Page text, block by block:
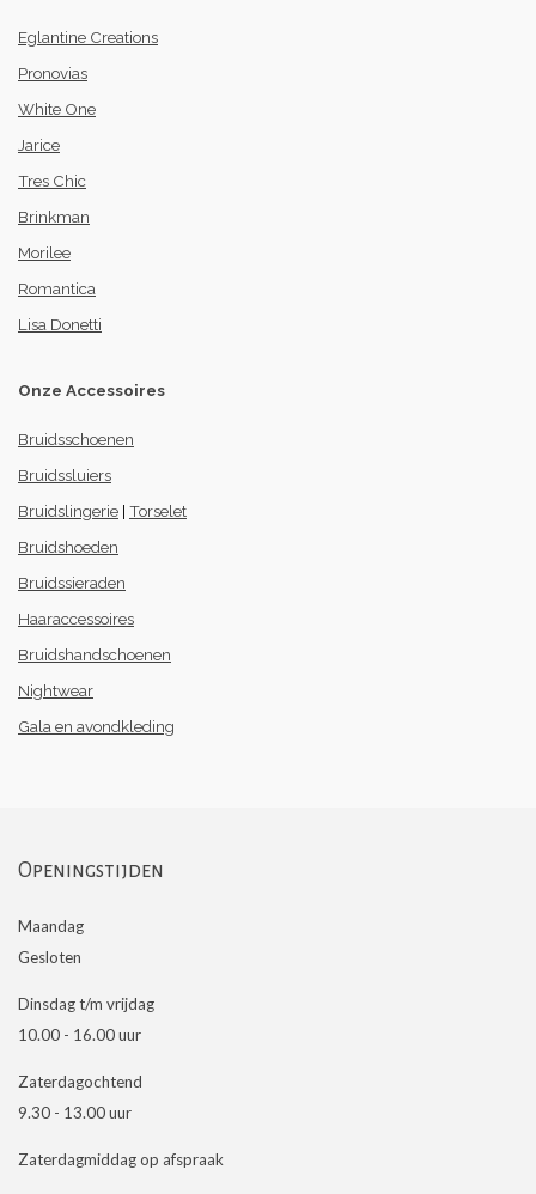
Eglantine Creations
Pronovias
White One
Jarice
Tres Chic
Brinkman
Morilee
Romantica
Lisa Donetti
Onze Accessoires
Bruidsschoenen
Bruidssluiers
Bruidslingerie | Torselet
Bruidshoeden
Bruidssieraden
Haaraccessoires
Bruidshandschoenen
Nightwear
Gala en avondkleding
Openingstijden
Maandag
Gesloten
Dinsdag t/m vrijdag
10.00 - 16.00 uur
Zaterdagochtend
9.30 - 13.00 uur
Zaterdagmiddag op afspraak